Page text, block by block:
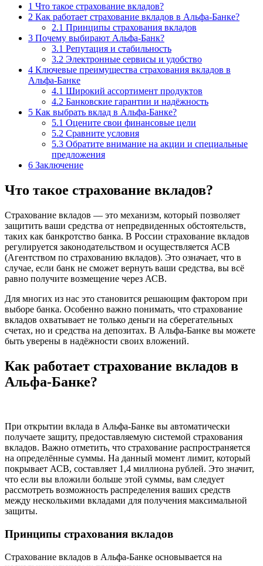
1 Что такое страхование вкладов?
2 Как работает страхование вкладов в Альфа-Банке?
2.1 Принципы страхования вкладов
3 Почему выбирают Альфа-Банк?
3.1 Репутация и стабильность
3.2 Электронные сервисы и удобство
4 Ключевые преимущества страхования вкладов в
Альфа-Банке
4.1 Широкий ассортимент продуктов
4.2 Банковские гарантии и надёжность
5 Как выбрать вклад в Альфа-Банке?
5.1 Оцените свои финансовые цели
5.2 Сравните условия
5.3 Обратите внимание на акции и специальные
предложения
6 Заключение
Что такое страхование вкладов?
Страхование вкладов — это механизм, который позволяет
защитить ваши средства от непредвиденных обстоятельств,
таких как банкротство банка. В России страхование вкладов
регулируется законодательством и осуществляется АСВ
(Агентством по страхованию вкладов). Это означает, что в
случае, если банк не сможет вернуть ваши средства, вы всё
равно получите возмещение через АСВ.
Для многих из нас это становится решающим фактором при
выборе банка. Особенно важно понимать, что страхование
вкладов охватывает не только деньги на сберегательных
счетах, но и средства на депозитах. В Альфа-Банке вы можете
быть уверены в надёжности своих вложений.
Как работает страхование вкладов в
Альфа-Банке?
При открытии вклада в Альфа-Банке вы автоматически
получаете защиту, предоставляемую системой страхования
вкладов. Важно отметить, что страхование распространяется
на определённые суммы. На данный момент лимит, который
покрывает АСВ, составляет 1,4 миллиона рублей. Это значит,
что если вы вложили больше этой суммы, вам следует
рассмотреть возможность распределения ваших средств
между несколькими вкладами для получения максимальной
защиты.
Принципы страхования вкладов
Страхование вкладов в Альфа-Банке основывается на